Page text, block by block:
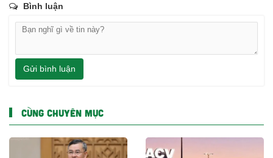
Bình luận
Gửi bình luận
CÙNG CHUYÊN MỤC